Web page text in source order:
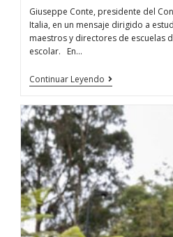
Giuseppe Conte, presidente del
Italia, en un mensaje dirigido a
maestros y directores de escuelas
escolar. En…
Continuar Leyendo